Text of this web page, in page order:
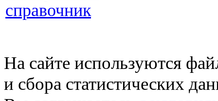
справочник
На сайте используются
и сбора статистических